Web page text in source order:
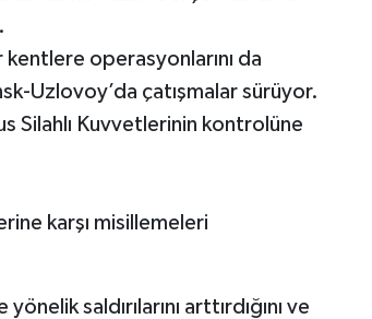
kentlere operasyonlarını da
Uzlovoy’da çatışmalar sürüyor.
Silahlı Kuvvetlerinin kontrolüne
karşı misillemeleri
saldırılarını arttırdığını ve